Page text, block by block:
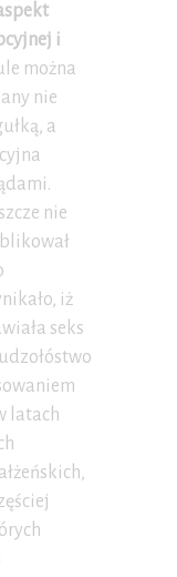
i
można
nie
a
nie
iż
seks
latach